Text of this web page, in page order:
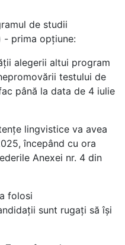
de studii
- prima opțiune:
alegerii altui program
testului de
până la data de 4 iulie
lingvistice va avea
începând cu ora
Anexei nr. 4 din
folosi
sunt rugați să își